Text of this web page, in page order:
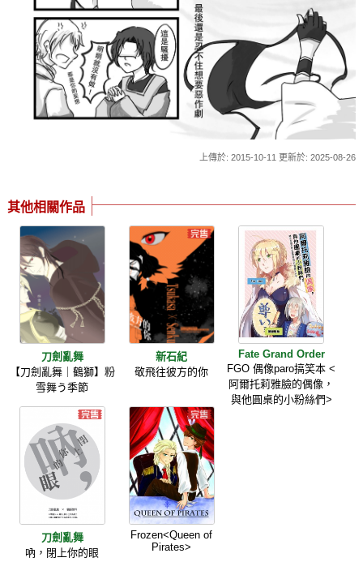
上傳於: 2015-10-11 更新於: 2025-08-26
其他相關作品
刀劍亂舞
【刀劍亂舞｜鶴獅】粉
雪舞う季節
新石紀
敬飛往彼方的你
Fate Grand Order
FGO 偶像paro搞笑本 <
阿爾托莉雅臉的偶像，
與他圓桌的小粉絲們>
刀劍亂舞
吶，閉上你的眼
Frozen<Queen of
Pirates>